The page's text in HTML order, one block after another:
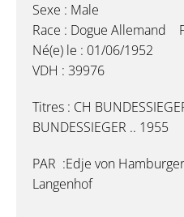
Sexe : Male
Race : Dogue Allemand
Né(e) le : 01/06/1952
VDH : 39976
Titres : CH
BUNDESSIEGER .. 1955
PAR :Edje von
Langenhof